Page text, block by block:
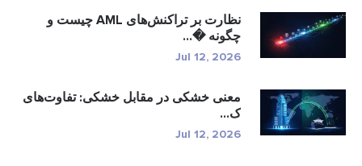
نظارت بر تراکنش‌های AML چیست و
چگونه �...
Jul 12, 2026
معنی خشکی در مقابل خشکی: تفاوت‌های
ک...
Jul 12, 2026